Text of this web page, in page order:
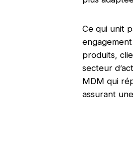
Ce qui unit
produits,
secteur
MDM qui
assurant